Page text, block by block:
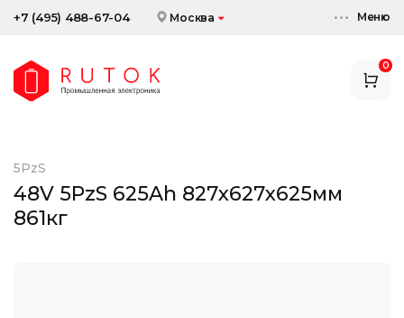
+7 (495) 488-67-04 Москва Меню
0
АККУМУЛЯТОРЫ
СКИДКИ И АКЦИИ
5PzS
48V 5PzS 625Ah 827x627x625мм
861кг